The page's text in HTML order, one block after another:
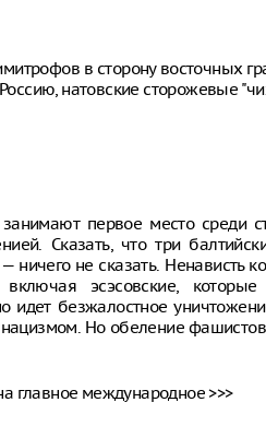
в сторону восточных
натовские сторожевые
занимают первое место среди
Сказать, что три
ничего не сказать. Ненависть
включая эсэсовские,
идет безжалостное
Но обеление
главное международное >>>